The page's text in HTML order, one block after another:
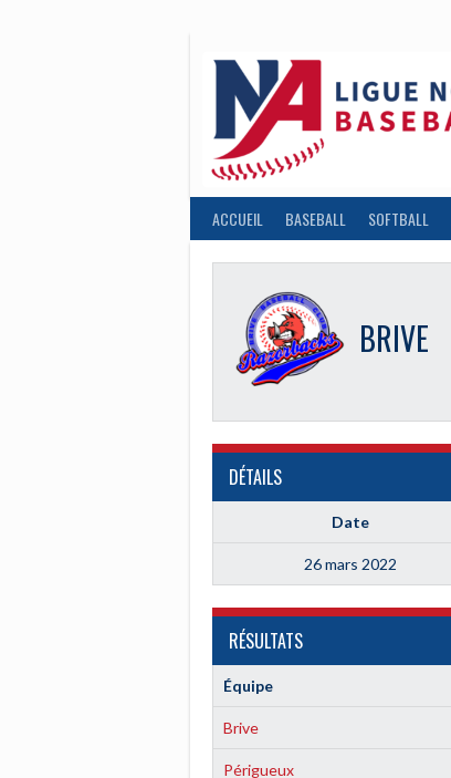
ACCUEIL BASEBALL SOFTBALL
BRIVE
DÉTAILS
Date
26 mars 2022
RÉSULTATS
Équipe
Brive
Périgueux